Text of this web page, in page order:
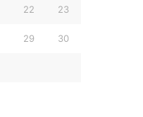
22 23
29 30